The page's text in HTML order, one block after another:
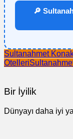
🔎
Sultanahmet
Otelleri
Bir İyilik
Dünyayı daha iyi